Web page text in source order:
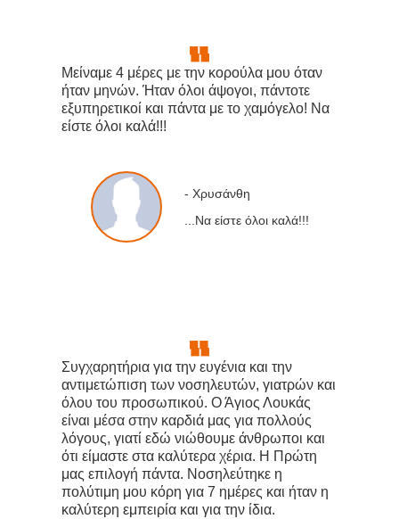
Μείναμε 4 μέρες με την κορούλα μου όταν
ήταν μηνών. Ήταν όλοι άψογοι, πάντοτε
εξυπηρετικοί και πάντα με το χαμόγελο! Να
είστε όλοι καλά!!!
❝
- Χρυσάνθη
...Να είστε όλοι καλά!!!
❞
Συγχαρητήρια για την ευγένια και την
αντιμετώπιση των νοσηλευτών, γιατρών και
όλου του προσωπικού. Ο Άγιος Λουκάς
είναι μέσα στην καρδιά μας για πολλούς
λόγους, γιατί εδώ νιώθουμε άνθρωποι και
ότι είμαστε στα καλύτερα χέρια. Η Πρώτη
μας επιλογή πάντα. Νοσηλεύτηκε η
πολύτιμη μου κόρη για 7 ημέρες και ήταν η
καλύτερη εμπειρία και για την ίδια.
❝
❞